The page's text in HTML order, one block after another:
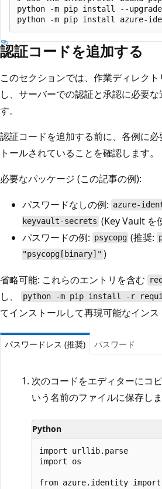
python -m pip install --
認証コードを追加する
このセクションでは、作業ディレク
し、サーバーでの認証と承認に必要
す。
認証コードを追加する前に、各例に
トールされていることを確認します。
必要なパッケージ (この記事の例):
パスワードなしの例: azure-
keyvault-secrets (Key Vault を
パスワードの例: psycopg (推奨:
"psycopg[binary]" )
省略可能: これらのエントリを含む
し、
python -m pip install -r
てインストールして再現可能なインス
パスワードレス (推奨) パスワード
次のコードをエディターにコピ
いう名前のファイルに保存しま
Python
import urllib.parse
import os
from azure.identity import